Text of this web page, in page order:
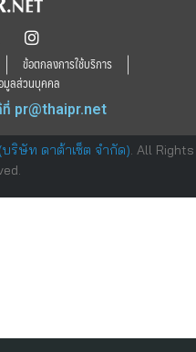
ข้อตกลงการใช้บริการ
มูลส่วนบุคคล
pr@thaipr.net
ริษัท ดาต้าเซ็ต จำกัด). All Rights